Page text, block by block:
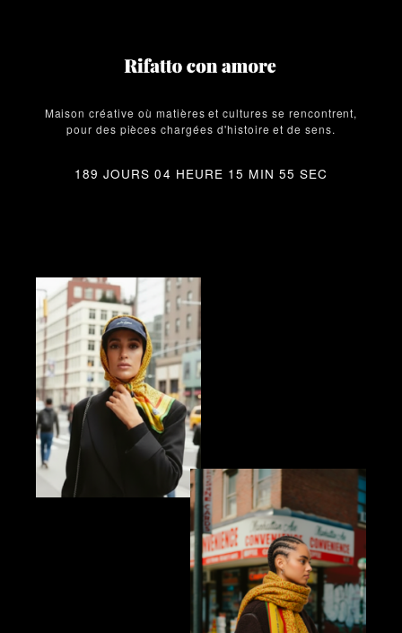
Maison créative où matières et cultures se rencontrent,
pour des pièces chargées d'histoire et de sens.
189 JOURS 04 HEURE 15 MIN 54 SEC